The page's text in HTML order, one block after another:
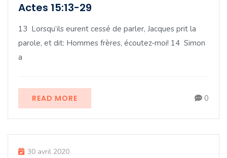
Actes 15:13-29
13 Lorsqu’ils eurent cessé de parler, Jacques prit la
parole, et dit: Hommes frères, écoutez-moi! 14 Simon
a
READ MORE 0
30 avril 2020